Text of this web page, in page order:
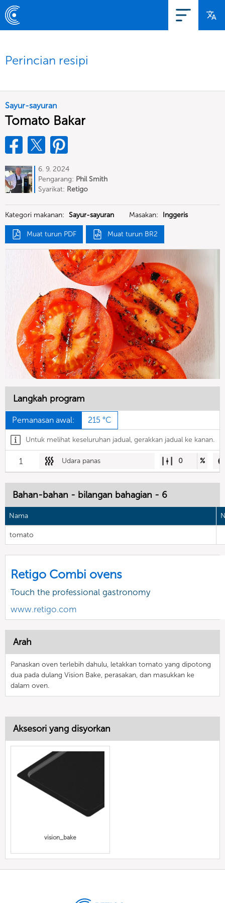
Perincian resipi
Sayur-sayuran
Tomato Bakar
6. 9. 2024
Pengarang: Phil Smith
Syarikat: Retigo
Kategori makanan: Sayur-sayuran Masakan: Inggeris
Muat turun PDF Muat turun BR2
Langkah program
Pemanasan awal: 215 °C
Untuk melihat keseluruhan jadual, gerakkan jadual ke kanan.
1 Udara panas 0 %
Bahan-bahan - bilangan bahagian - 6
Nama
tomato
Retigo Combi ovens
Touch the professional gastronomy
www.retigo.com
Arah
Panaskan oven terlebih dahulu, letakkan tomato yang dipotong
dua pada dulang Vision Bake, perasakan, dan masukkan ke
dalam oven.
Aksesori yang disyorkan
vision_bake